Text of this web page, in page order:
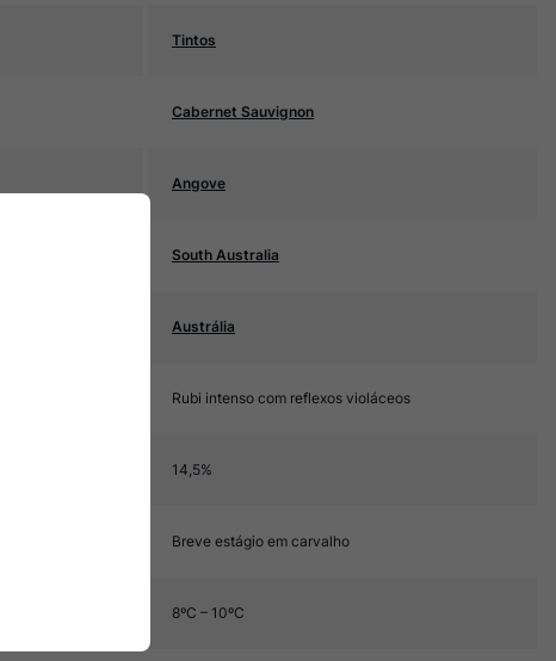
Tintos
Cabernet Sauvignon
Angove
South Australia
Austrália
Rubi intenso com reflexos violáceos
14,5%
Breve estágio em carvalho
8ºC – 10ºC